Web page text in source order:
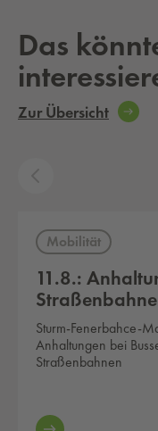
Das
Zur Übersicht
Mobilität
11.8.:
Sturm-Fenerbahce-
Anhaltungen bei
Straßenbahnen